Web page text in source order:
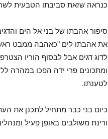
כנראה שזאת סביבתו הטבעית
סיפור אהבתו של בני אל הים
את אהבתו לים "כאהבה ממבט
לדוג דגים אבל לבסוף הוריו
לטענתו.
כיום בני כבר מתחיל לתכנן את
ורינת משולבים באופן פעיל